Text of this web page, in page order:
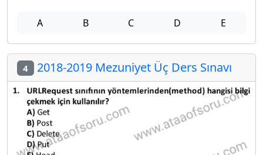
A B C D E
4 2018-2019 Mezuniyet Üç Ders Sınavı